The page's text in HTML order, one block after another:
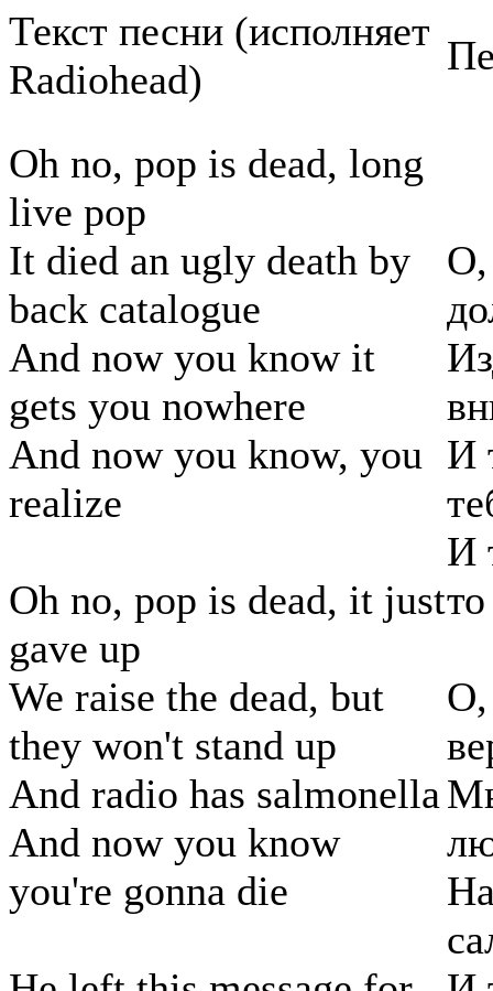
Текст песни (исполняет
Radiohead)
Oh no, pop is dead, long
live pop
It died an ugly death by
back catalogue
And now you know it
gets you nowhere
And now you know, you
realize
Oh no, pop is dead, it just
gave up
We raise the dead, but
they won't stand up
And radio has salmonella
And now you know
you're gonna die
О,
И
И
О,